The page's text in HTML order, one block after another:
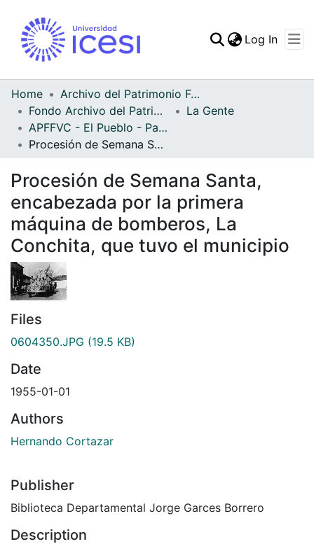
Statistics
Log In
Home
Archivo del Patrimonio Fotográfico y Fílmico del Valle del Cauca
Fondo Archivo del Patrimonio Fotográfico y Fílmico del Valle del Cauca
La Gente
APFFVC - El Pueblo - Patrimonial
Procesión de Semana Santa, encabezada por la primera máquina de bomberos, La Conchita, que tuvo el municipio
Procesión de Semana Santa,
encabezada por la primera
máquina de bomberos, La
Conchita, que tuvo el municipio
Files
0604350.JPG (19.5 KB)
Date
1955-01-01
Authors
Hernando Cortazar
Publisher
Biblioteca Departamental Jorge Garces Borrero
Description